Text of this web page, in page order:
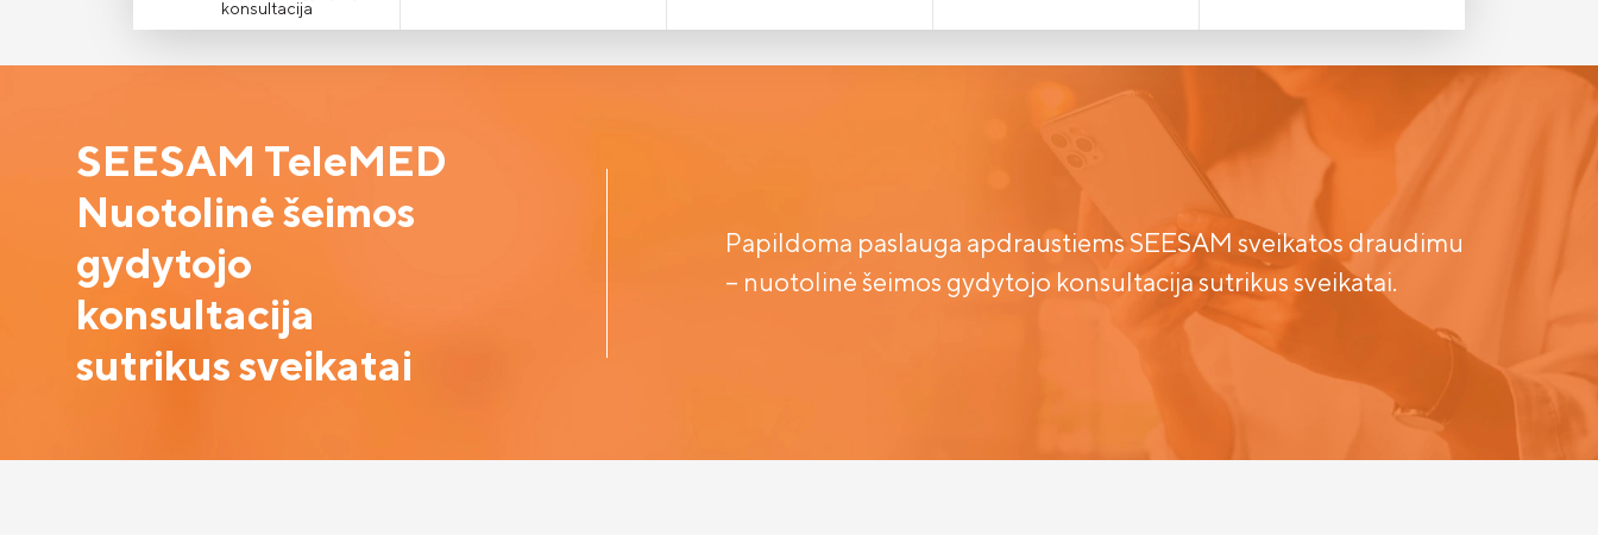
konsultacija
SEESAM TeleMED
Nuotolinė šeimos
gydytojo
konsultacija
sutrikus sveikatai
Papildoma paslauga apdraustiems SEESAM sveikatos draudimu
– nuotolinė šeimos gydytojo konsultacija sutrikus sveikatai.